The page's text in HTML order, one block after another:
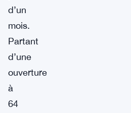
d’un
mois.
Partant
d’une
ouverture
à
64